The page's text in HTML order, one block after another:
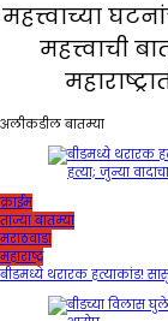
महत्त्वाच्या
महत्त्वाची
अलीकडील बातम्या
क्राईम
ताज्या बातम्या
मराठवाडा
महाराष्ट्र
बीडमध्ये थरारक हत्याकांड!